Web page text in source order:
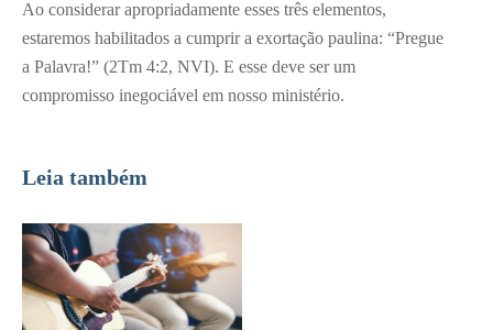
Ao considerar apropriadamente esses três elementos,
estaremos habilitados a cumprir a exortação paulina: “Pregue
a Palavra!” (2Tm 4:2, NVI). E esse deve ser um
compromisso inegociável em nosso ministério.
Leia também